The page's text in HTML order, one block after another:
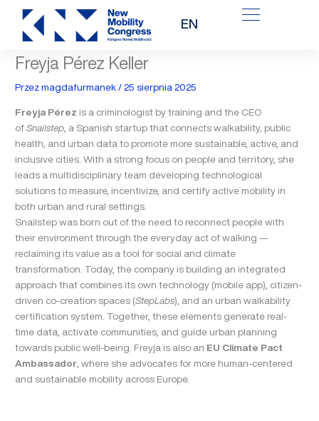
Przejdź
treści
EN
Freyja Pérez Keller
Przezmagdafurmanek/25 sierpnia 2025
Freyja Pérez is a criminologist by training and the CEO
ofSnailstep, a Spanish startup that connects walkability, public
health, and urban data to promote more sustainable, active, and
inclusive cities. With a strong focus on people and territory, she
leads a multidisciplinary team developing technological
solutions to measure, incentivize, and certify active mobility in
both urban and rural settings.
Snailstep was born out of the need to reconnect people with
their environment through the everyday act of walking —
reclaiming its value as a tool for social and climate
transformation. Today, the company is building an integrated
approach that combines its own technology (mobile app), citizen-
driven co-creation spaces (StepLabs), and an urban walkability
certification system. Together, these elements generate real-
time data, activate communities, and guide urban planning
towards public well-being. Freyja is also an EU Climate Pact
Ambassador, where she advocates for more human-centered
and sustainable mobility across Europe.